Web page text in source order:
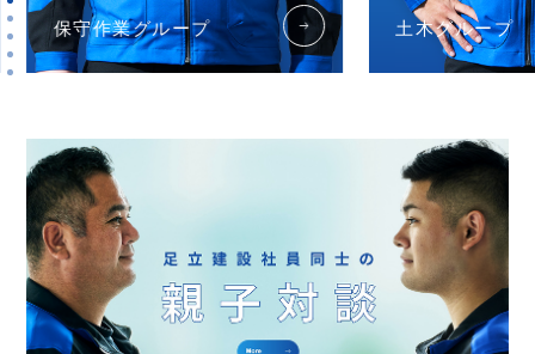
保守作業グループ east 土木グループ